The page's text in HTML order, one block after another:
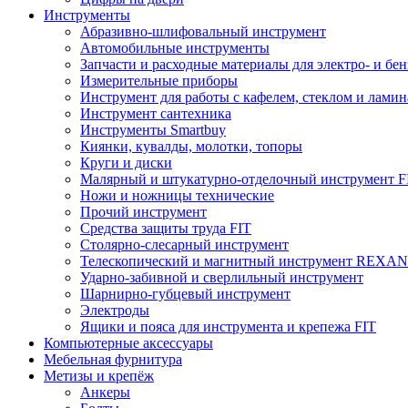
Инструменты
Абразивно-шлифовальный инструмент
Автомобильные инструменты
Запчасти и расходные материалы для электро- и
Измерительные приборы
Инструмент для работы с кафелем, стеклом и
Инструмент сантехника
Инструменты Smartbuy
Киянки, кувалды, молотки, топоры
Круги и диски
Малярный и штукатурно-отделочный инструмент
Ножи и ножницы технические
Прочий инструмент
Средства защиты труда FIT
Столярно-слесарный инструмент
Телескопический и магнитный инструмент
Ударно-забивной и сверлильный инструмент
Шарнирно-губцевый инструмент
Электроды
Ящики и пояса для инструмента и крепежа FIT
Компьютерные аксессуары
Мебельная фурнитура
Метизы и крепёж
Анкеры